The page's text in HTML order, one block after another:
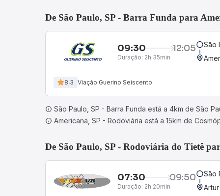
De São Paulo, SP - Barra Funda para
09:30 12:05
Duração: 2h 35min
São
8,3 Viação Guerino Seiscento
São Paulo, SP - Barra Funda está a 4km de São
Americana, SP - Rodoviária está a 15km de
De São Paulo, SP - Rodoviária do Tietê
07:30 09:50
Duração: 2h 20min
São